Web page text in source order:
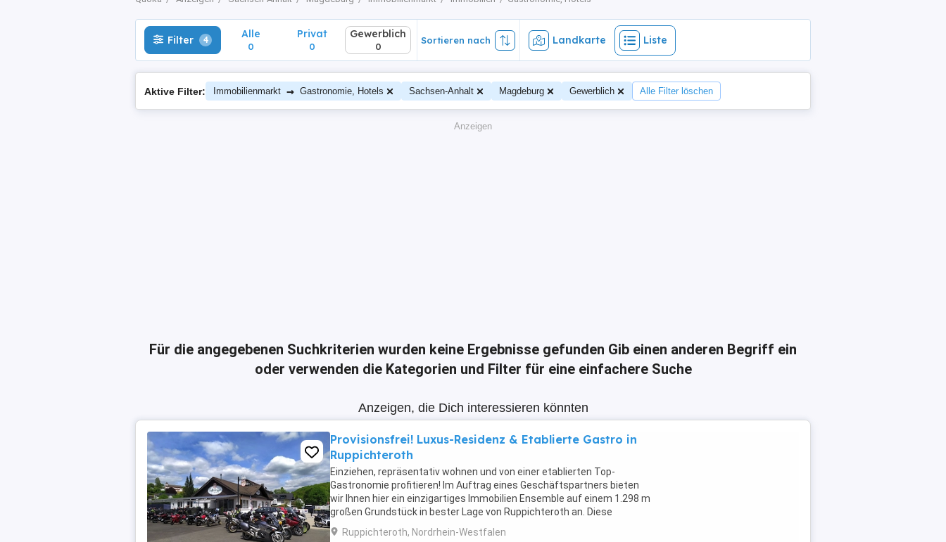
Filter 4 Alle
0
Privat
0
Gewerblich
0
Sortieren nach Landkarte Liste
Aktive Filter: Immobilienmarkt → Gastronomie, Hotels Sachsen-Anhalt Magdeburg Gewerblich Alle Filter löschen
Anzeigen
Für die angegebenen Suchkriterien wurden keine Ergebnisse gefunden Gib einen anderen Begriff ein
oder verwenden die Kategorien und Filter für eine einfachere Suche
Anzeigen, die Dich interessieren könnten
Provisionsfrei! Luxus-Residenz & Etablierte Gastro in
Ruppichteroth
Einziehen, repräsentativ wohnen und von einer etablierten Top-
Gastronomie profitieren! Im Auftrag eines Geschäftspartners bieten
wir Ihnen hier ein einzigartiges Immobilien Ensemble auf einem 1.298 m
großen Grundstück in bester Lage von Ruppichteroth an. Diese
Immobilie kombiniert eine luxuriöse, ...
Ruppichteroth, Nordrhein-Westfalen